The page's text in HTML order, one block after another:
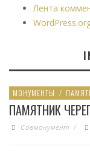
Лента
МОНУМЕНТЫ /
ПАМЯТНИК
Совмонумент /